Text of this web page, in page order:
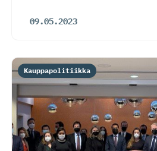
09.05.2023
Kauppapolitiikka